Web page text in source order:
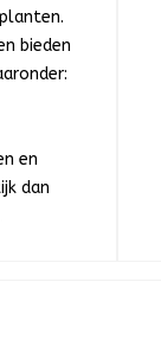
bieden
en
dan